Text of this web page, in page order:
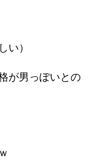
い）
が男っぽいとの